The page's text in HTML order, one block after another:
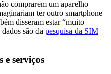
comprarem um aparelho
ter outro smartphone
disseram estar “muito
são da pesquisa da SIM
serviços